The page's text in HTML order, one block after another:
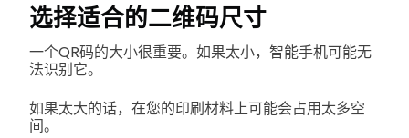
选择适合的二维码尺寸
一个QR码的大小很重要。如果太小，智能手机可能无
法识别它。
如果太大的话，在您的印刷材料上可能会占用太多空
间。